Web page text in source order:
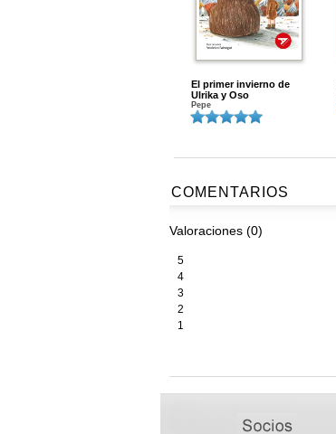
El primer invierno de
Ulrika y Oso
Pepe
COMENTARIOS
Valoraciones (0)
5
4
3
2
1